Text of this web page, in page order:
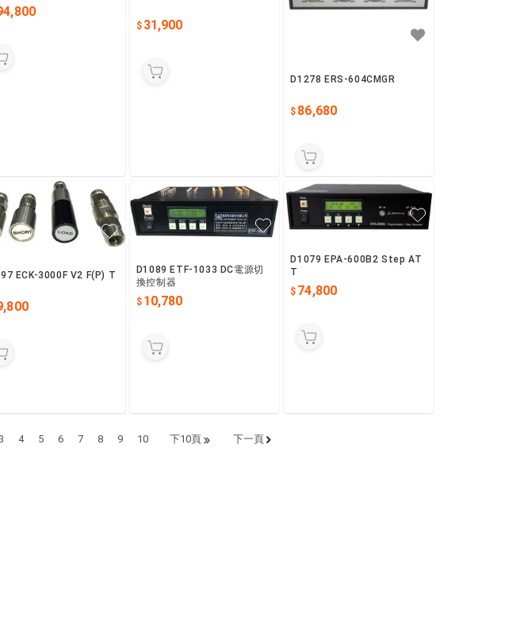
31,900
D1278 ERS-604CMGR
86,680
ECK-3000F V2 F(P) T
D1089 ETF-1033 DC電源切
換控制器
10,780
D1079 EPA-600B2 Step AT
T
74,800
3 4 5 6 7 8 9 10 下10頁 下一頁